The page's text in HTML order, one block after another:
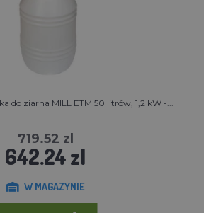
do ziarna MILL ETM 50 litrów, 1,2 kW -...
719.52 zl
642.24 zl
W MAGAZYNIE